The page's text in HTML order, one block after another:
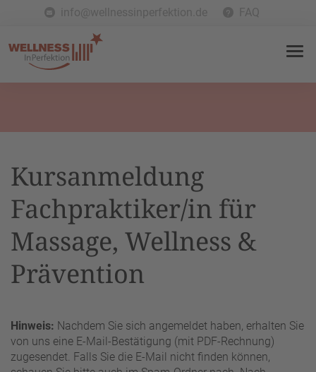
info@wellnessinperfektion.de FAQ
Kursanmeldung
Fachpraktiker/in für
Massage, Wellness &
Prävention
Hinweis: Nachdem Sie sich angemeldet haben, erhalten Sie
von uns eine E-Mail-Bestätigung (mit PDF-Rechnung)
zugesendet. Falls Sie die E-Mail nicht finden können,